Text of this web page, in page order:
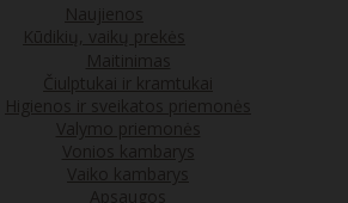
Naujienos
Kūdikių, vaikų prekės
Maitinimas
Čiulptukai ir kramtukai
Higienos ir sveikatos priemonės
Valymo priemonės
Vonios kambarys
Vaiko kambarys
Apsaugos